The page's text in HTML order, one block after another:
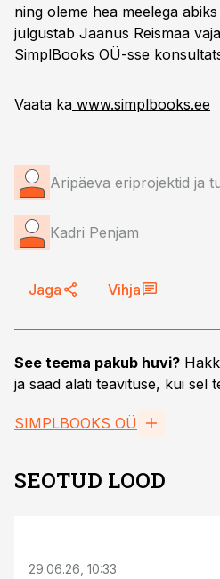
ning oleme hea meelega
julgustab Jaanus Reismaa
SimplBooks OÜ-sse
Vaata ka www.simplbooks.ee
Äripäeva eriprojektid ja
Kadri Penjam
Jaga Vihja
See teema pakub huvi?
ja saad alati teavituse, kui sel
SIMPLBOOKS OÜ
SEOTUD LOOD
29.06.26, 10:33